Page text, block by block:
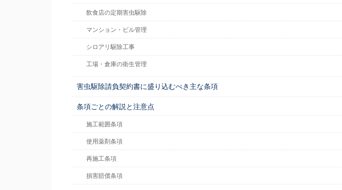
飲食店の定期害虫駆除
マンション・ビル管理
シロアリ駆除工事
工場・倉庫の衛生管理
害虫駆除請負契約書に盛り込むべき主な条項
条項ごとの解説と注意点
施工範囲条項
使用薬剤条項
再施工条項
損害賠償条項